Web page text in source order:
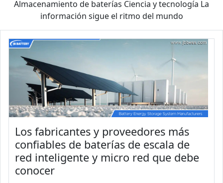
Almacenamiento de baterías Ciencia y tecnología La
información sigue el ritmo del mundo
Los fabricantes y proveedores más
confiables de baterías de escala de
red inteligente y micro red que debe
conocer